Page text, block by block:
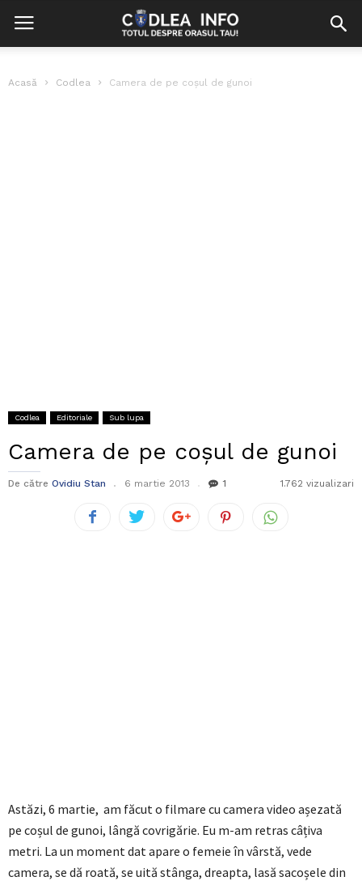
Acasă Codlea Camera de pe coșul de gunoi
Codlea Editoriale Sub lupa
Camera de pe coșul de gunoi
De către Ovidiu Stan 6 martie 2013 1 1.762 vizualizari
Astăzi, 6 martie, am făcut o filmare cu camera video așezată
pe coșul de gunoi, lângă covrigărie. Eu m-am retras câțiva
metri. La un moment dat apare o femeie în vârstă, vede
camera, se dă roată, se uită stânga, dreapta, lasă sacoșele din